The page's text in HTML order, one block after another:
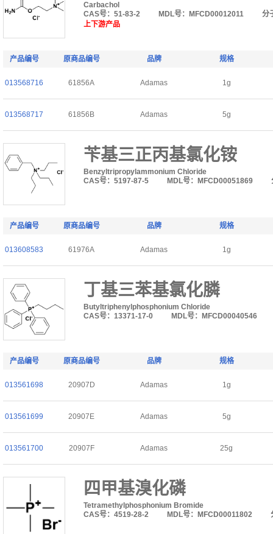
Carbachol
CAS号：51-83-2
MDL号：MFCD00012011
分
上下游产品
产品编号 原商品编号 品牌 规格
013568716 61856A Adamas 1g
013568717 61856B Adamas 5g
苄基三正丙基氯化铵
Benzyltripropylammonium Chloride
CAS号：5197-87-5
MDL号：MFCD00051869
产品编号 原商品编号 品牌 规格
013608583 61976A Adamas 1g
丁基三苯基氯化膦
Butyltriphenylphosphonium Chloride
CAS号：13371-17-0
MDL号：MFCD00040546
产品编号 原商品编号 品牌 规格
013561698 20907D Adamas 1g
013561699 20907E Adamas 5g
013561700 20907F Adamas 25g
四甲基溴化磷
Tetramethylphosphonium Bromide
CAS号：4519-28-2
MDL号：MFCD00011802